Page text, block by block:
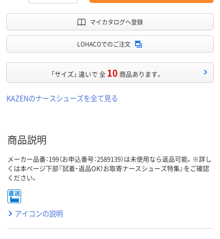
マイカタログへ登録
LOHACOでのご注文
「サイズ」 違いで 全 10 商品あります。
KAZENのナースシューズを全て見る
商品説明
メーカー品番：199（お申込番号：2589139）は未使用なら返品可能。※詳し
くは本ページ下部『試着・返品OK！お取寄ナースシューズ特集』をご確認
ください。
アイコンの説明